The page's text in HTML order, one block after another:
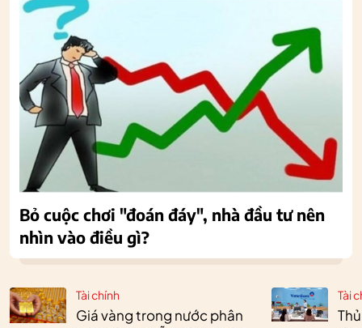
Tài chính
Giá vàng trong nước phân
Tài
Bỏ cuộc chơi "đoán đáy", nhà đầu tư nên
nhìn vào điều gì?